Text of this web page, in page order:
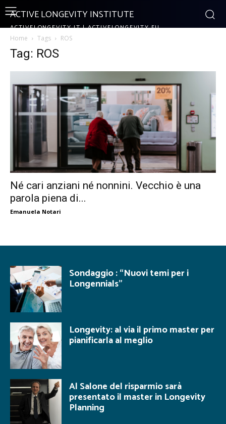
ACTIVE LONGEVITY INSTITUTE
ACTIVELONGEVITY.IT | ACTIVELONGEVITY.EU
Home Tags ROS
Tag: ROS
Né cari anziani né nonnini. Vecchio è una
parola piena di...
Emanuela Notari
Sondaggio : “Nuovi temi per i
Longennials”
Longevity: al via il primo master per
pianificarla al meglio
Al Salone del risparmio sarà
presentato il master in Longevity
Planning